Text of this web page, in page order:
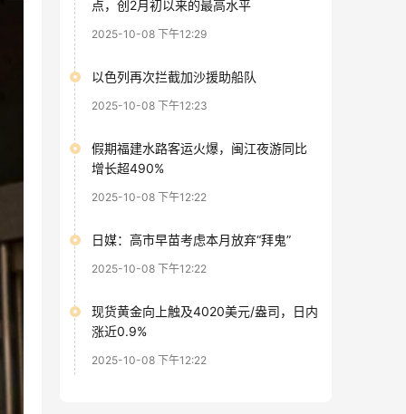
点，创2月初以来的最高水平
2025-10-08 下午12:29
以色列再次拦截加沙援助船队
2025-10-08 下午12:23
假期福建水路客运火爆，闽江夜游同比
增长超490%
2025-10-08 下午12:22
日媒：高市早苗考虑本月放弃“拜鬼”
2025-10-08 下午12:22
现货黄金向上触及4020美元/盎司，日内
涨近0.9%
2025-10-08 下午12:22